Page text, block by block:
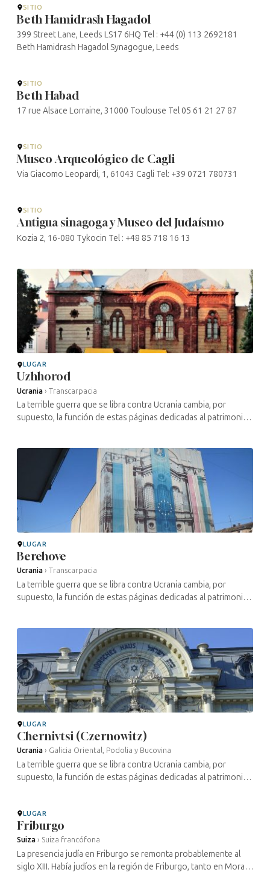
SITIO
Beth Hamidrash Hagadol
399 Street Lane, Leeds LS17 6HQ Tel : +44 (0) 113 2692181
Beth Hamidrash Hagadol Synagogue, Leeds
SITIO
Beth Habad
17 rue Alsace Lorraine, 31000 Toulouse Tel 05 61 21 27 87
SITIO
Museo Arqueológico de Cagli
Via Giacomo Leopardi, 1, 61043 Cagli Tel: +39 0721 780731
SITIO
Antigua sinagoga y Museo del Judaísmo
Kozia 2, 16-080 Tykocin Tel : +48 85 718 16 13
LUGAR
Uzhhorod
Ucrania › Transcarpacia
La terrible guerra que se libra contra Ucrania cambia, por
supuesto, la función de estas páginas dedicadas al patrimonio
LUGAR
Berehove
Ucrania › Transcarpacia
La terrible guerra que se libra contra Ucrania cambia, por
supuesto, la función de estas páginas dedicadas al patrimonio
LUGAR
Chernivtsi (Czernowitz)
Ucrania › Galicia Oriental, Podolia y Bucovina
La terrible guerra que se libra contra Ucrania cambia, por
supuesto, la función de estas páginas dedicadas al patrimonio
LUGAR
Friburgo
Suiza › Suiza francófona
La presencia judía en Friburgo se remonta probablemente al
siglo XIII. Había judíos en la región de Friburgo, tanto en Morat